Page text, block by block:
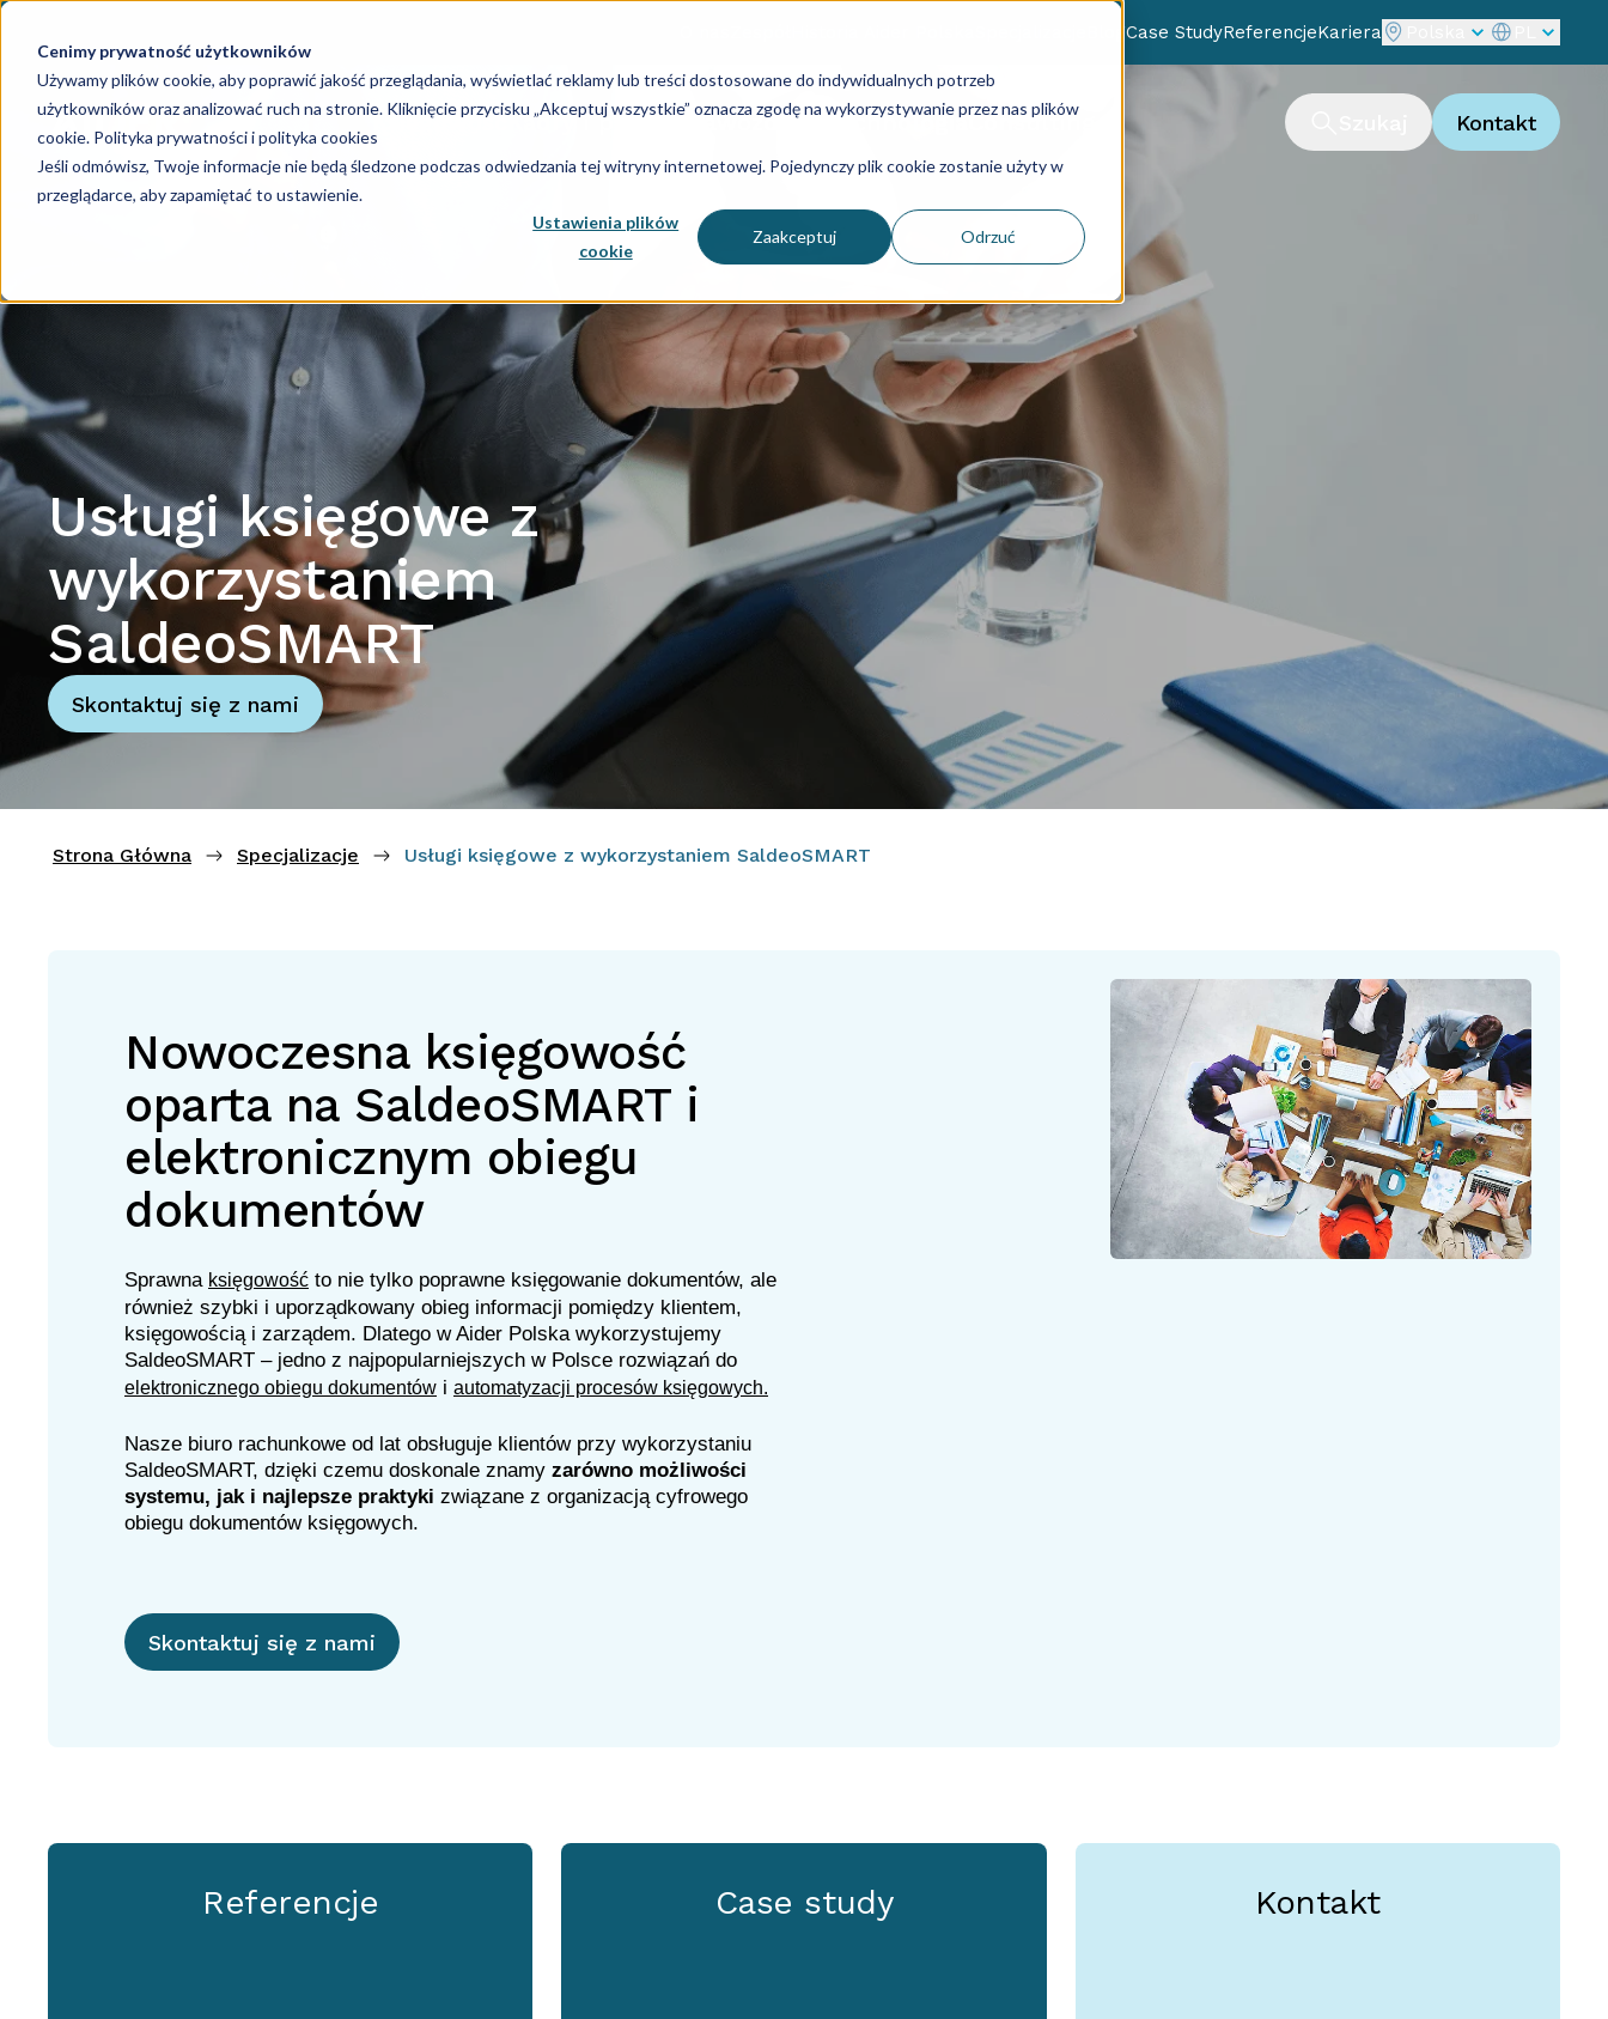
Cenimy prywatność użytkowników
Używamy plików cookie, aby poprawić jakość przeglądania, wyświetlać reklamy lub treści dostosowane do indywidualnych potrzeb
użytkowników oraz analizować ruch na stronie. Kliknięcie przycisku „Akceptuj wszystkie” oznacza zgodę na wykorzystywanie przez nas plików
cookie.Polityka prywatności i polityka cookies
Jeśli odmówisz, Twoje informacje nie będą śledzone podczas odwiedzania tej witryny internetowej. Pojedynczy plik cookie zostanie użyty w
przeglądarce, aby zapamiętać to ustawienie.
Ustawienia plików
cookie
Zaakceptuj Odrzuć
BlogCase StudyReferencjeKariera
KsięgowośćKadry i płaceSprawozdania TechnologiaConsulting Kontakt
Usługi księgowe z
wykorzystaniem
SaldeoSMART
Skontaktuj się z nami
Strona Główna Specjalizacje Usługi księgowe z wykorzystaniem SaldeoSMART
Nowoczesna księgowość
oparta na SaldeoSMART i
elektronicznym obiegu
dokumentów
Sprawna księgowość to nie tylko poprawne księgowanie dokumentów, ale
również szybki i uporządkowany obieg informacji pomiędzy klientem,
księgowością i zarządem. Dlatego w Aider Polska wykorzystujemy
SaldeoSMART – jedno z najpopularniejszych w Polsce rozwiązań do
elektronicznego obiegu dokumentów i automatyzacji procesów księgowych.
Nasze biuro rachunkowe od lat obsługuje klientów przy wykorzystaniu
SaldeoSMART, dzięki czemu doskonale znamy zarówno możliwości
systemu, jak i najlepsze praktyki związane z organizacją cyfrowego
obiegu dokumentów księgowych.
Skontaktuj się z nami
Referencje Case study Kontakt